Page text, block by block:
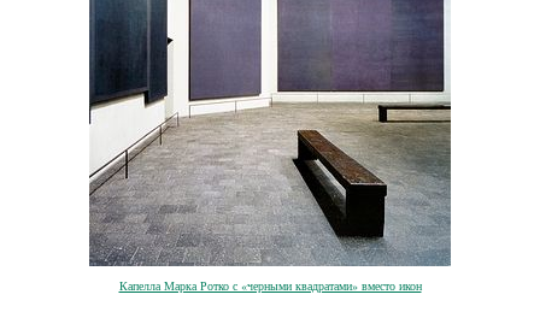
Капелла Марка Ротко с «черными квадратами» вместо икон